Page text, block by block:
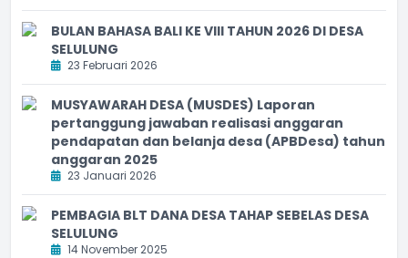
BULAN BAHASA BALI KE VIII TAHUN 2026 DI DESA
SELULUNG
23 Februari 2026
MUSYAWARAH DESA (MUSDES) Laporan
pertanggung jawaban realisasi anggaran
pendapatan dan belanja desa (APBDesa) tahun
anggaran 2025
23 Januari 2026
PEMBAGIA BLT DANA DESA TAHAP SEBELAS DESA
SELULUNG
14 November 2025